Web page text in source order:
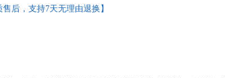
后，支持7天无理由退换】